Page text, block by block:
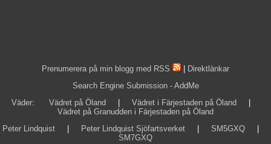
Prenumerera på min blogg med RSS
Direktlänkar
Search Engine Submission - AddMe
Väder: Vädret på Öland Vädret i Färjestaden på Öland
Vädret på Granudden i Färjestaden på Öland
Peter Lindquist
Peter Lindquist Sjöfartsverket SM5GXQ
SM7GXQ